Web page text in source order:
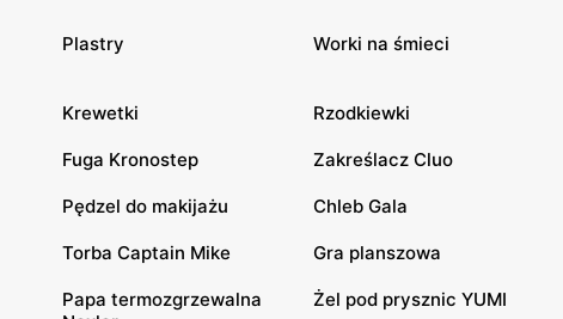
Plastry Worki na śmieci
Krewetki Rzodkiewki
Fuga Kronostep Zakreślacz Cluo
Pędzel do makijażu Chleb Gala
Torba Captain Mike Gra planszowa
Papa termozgrzewalna
Żel pod prysznic YUMI